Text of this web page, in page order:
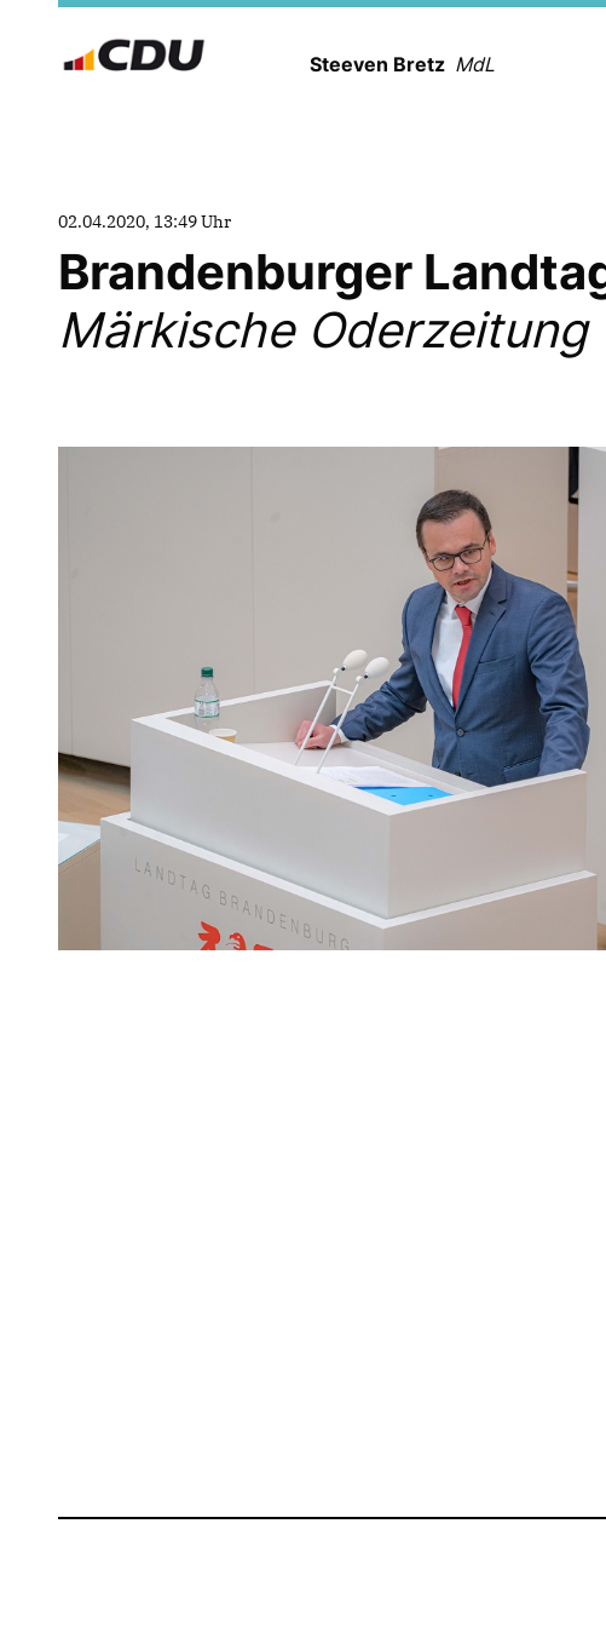
Steeven Bretz MdL
02.04.2020, 13:49 Uhr
Brandenburger
Märkische Oderzeitung